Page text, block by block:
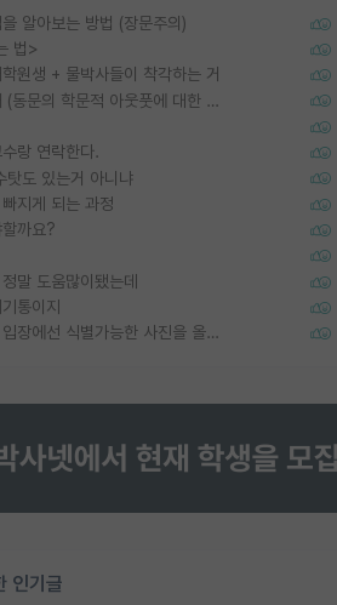
알아보는 방법 (장문주의)
법>
원생 + 물박사들이 착각하는 거
포스텍 억까에 대해 (동문의 학문적 아웃풋에 대한 반박)
랑 연락한다.
탓도 있는거 아니냐
지게 되는 과정
까요?
말 도움많이됐는데
통이지
정보보안 연구하는 입장에선 식별가능한 사진을 올리는건 비추이긴함
인기글